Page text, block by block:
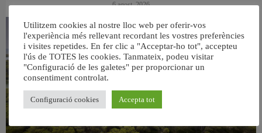
6 agost, 2026
Utilitzem cookies al nostre lloc web per oferir-vos
l'experiència més rellevant recordant les vostres preferències
i visites repetides. En fer clic a "Acceptar-ho tot", accepteu
l'ús de TOTES les cookies. Tanmateix, podeu visitar
"Configuració de les galetes" per proporcionar un
consentiment controlat.
Configuració cookies Accepta tot